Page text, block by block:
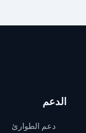
الدعم
دعم الطوارئ